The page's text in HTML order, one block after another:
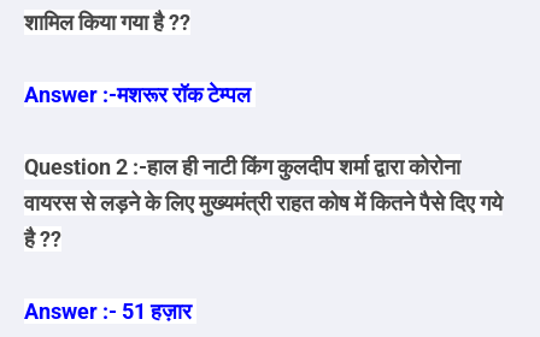
शामिल किया गया है ??
Answer :-मशरूर रॉक टेम्पल
Question 2 :-हाल ही नाटी किंग कुलदीप शर्मा द्वारा कोरोना
वायरस से लड़ने के लिए मुख्यमंत्री राहत कोष में कितने पैसे दिए गये
है ??
Answer :- 51 हज़ार